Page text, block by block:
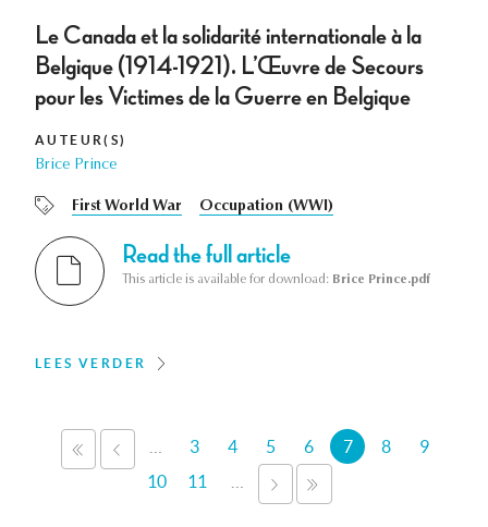
Le Canada et la solidarité internationale à la
Belgique (1914-1921). L’Œuvre de Secours
pour les Victimes de la Guerre en Belgique
AUTEUR(S)
Brice Prince
First World War Occupation (WWI)
Read the full article
This article is available for download: Brice Prince.pdf
LEES VERDER
Pagina's
«
EERSTE
‹
VORIGE
3 4 5 6 7 8
9
10
11
VOLGENDE
›